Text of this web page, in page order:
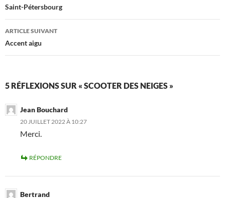
des
articles
Saint-Pétersbourg
ARTICLE SUIVANT
Accent aigu
5 RÉFLEXIONS SUR « SCOOTER DES NEIGES »
Jean Bouchard
20 JUILLET 2022 À 10:27
Merci.
RÉPONDRE
Bertrand